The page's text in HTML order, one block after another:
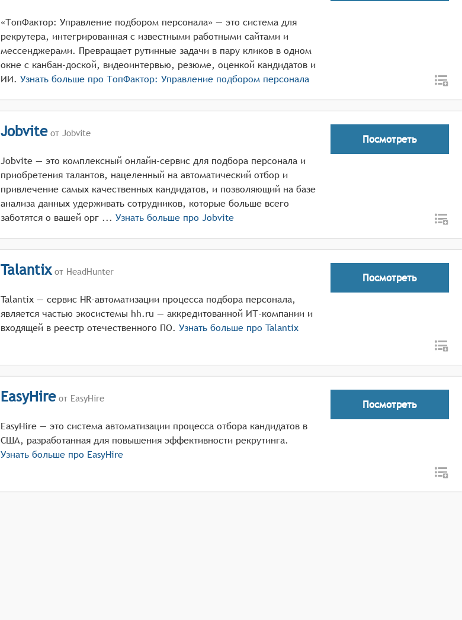
«ТопФактор: Управление подбором персонала» — это система для
рекрутера, интегрированная с известными работными сайтами и
мессенджерами. Превращает рутинные задачи в пару кликов в одном
окне с канбан-доской, видеоинтервью, резюме, оценкой кандидатов и
ИИ. Узнать больше про ТопФактор: Управление подбором персонала
Jobviteот Jobvite
Jobvite — это комплексный онлайн-сервис для подбора персонала и
приобретения талантов, нацеленный на автоматический отбор и
привлечение самых качественных кандидатов, и позволяющий на базе
анализа данных удерживать сотрудников, которые больше всего
заботятся о вашей орг ... Узнать больше про Jobvite
Посмотреть
Talantixот HeadHunter
Talantiх — сервис HR-автоматизации процесса подбора персонала,
является частью экосистемы hh.ru — аккредитованной ИТ-компании и
входящей в реестр отечественного ПО. Узнать больше про Talantix
Посмотреть
EasyHireот EasyHire
EasyHire — это система автоматизации процесса отбора кандидатов в
США, разработанная для повышения эффективности рекрутинга.
Узнать больше про EasyHire
Посмотреть